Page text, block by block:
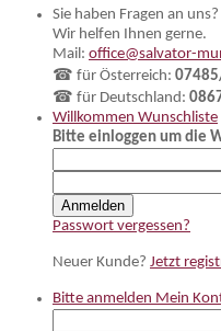
Sie haben Fragen an uns?
Wir helfen Ihnen gerne.
Mail: office@salvator-
☎ für Österreich:
☎ für Deutschland:
Willkommen Wunschliste
Bitte einloggen um die
Anmelden
Passwort vergessen?
Neuer Kunde? Jetzt
Bitte anmelden Mein